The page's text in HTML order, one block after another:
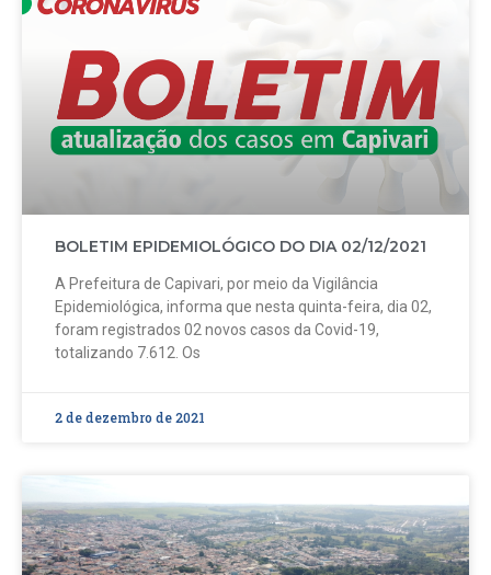
BOLETIM EPIDEMIOLÓGICO DO DIA 02/12/2021
A Prefeitura de Capivari, por meio da Vigilância
Epidemiológica, informa que nesta quinta-feira, dia 02,
foram registrados 02 novos casos da Covid-19,
totalizando 7.612. Os
2 de dezembro de 2021